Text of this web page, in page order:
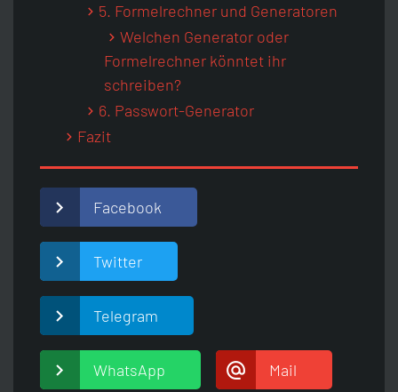
Zurück
Zurück
5. Formelrechner und Generatoren
Welchen Generator oder
Formelrechner könntet ihr
schreiben?
6. Passwort-Generator
Fazit
Facebook
Twitter
Telegram
WhatsApp Mail